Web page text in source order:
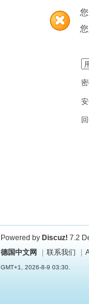
Powered by Discuz! 7.2
德国中文网
联系我们
GMT+1, 2026-8-9 03:30.